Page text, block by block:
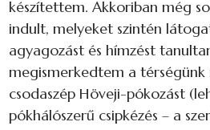
készítettem. Akkoriban még
indult, melyeket szintén
agyagozást és hímzést
megismerkedtem a
csodaszép Höveji-pókozást
pókhálószerű csipkézés – a